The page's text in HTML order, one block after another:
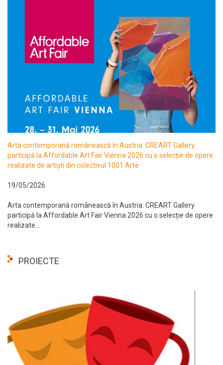
Arta contemporană românească în Austria: CREART Gallery
participă la Affordable Art Fair Vienna 2026 cu o selecție de opere
realizate de artiști din colectivul 1001 Arte
19/05/2026
Arta contemporană românească în Austria: CREART Gallery
participă la Affordable Art Fair Vienna 2026 cu o selecție de opere
realizate...
PROIECTE